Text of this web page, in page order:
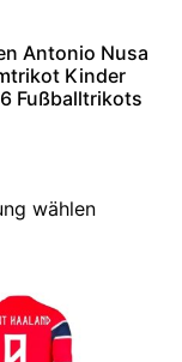
Antonio Nusa
Kinder
Fußballtrikots
wählen